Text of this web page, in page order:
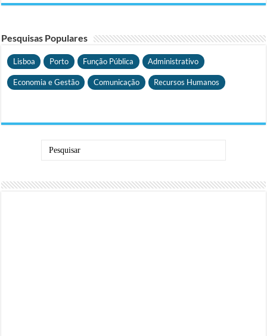
Pesquisas Populares
Lisboa Porto Função Pública Administrativo
Economia e Gestão Comunicação Recursos Humanos